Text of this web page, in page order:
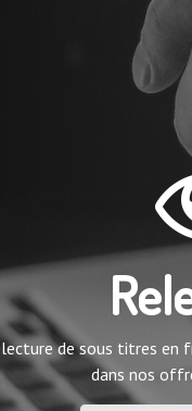
de sous titres
dans nos